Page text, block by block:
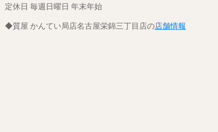
定休日 毎週日曜日 年末年始
◆質屋 かんてい局店名古屋栄錦三丁目店の店舗情報